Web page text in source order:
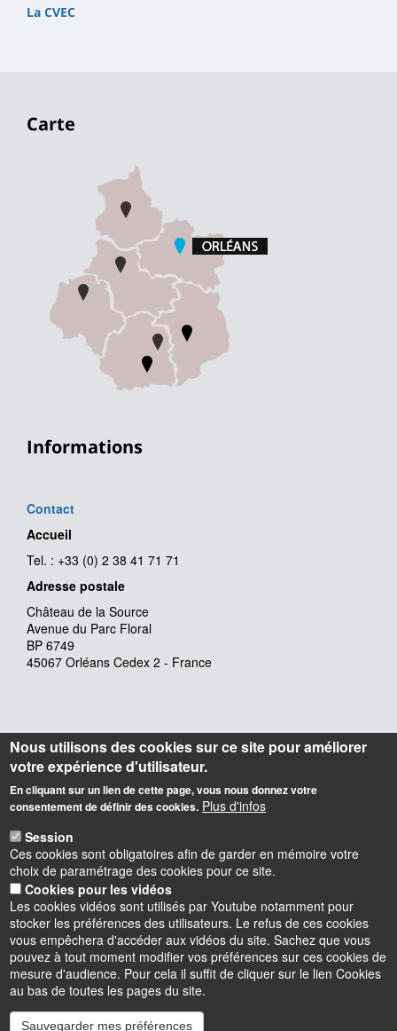
La CVEC
Carte
Informations
Contact
Accueil
Tel. : +33 (0) 2 38 41 71 71
Adresse postale
Château de la Source
Avenue du Parc Floral
BP 6749
45067 Orléans Cedex 2 - France
Nous utilisons des cookies sur ce site pour améliorer
votre expérience d'utilisateur.
En cliquant sur un lien de cette page, vous nous donnez votre
consentement de définir des cookies. Plus d'infos
Session
Ces cookies sont obligatoires afin de garder en mémoire votre
choix de paramétrage des cookies pour ce site.
Cookies pour les vidéos
Les cookies vidéos sont utilisés par Youtube notamment pour
stocker les préférences des utilisateurs. Le refus de ces cookies
vous empêchera d'accéder aux vidéos du site. Sachez que vous
pouvez à tout moment modifier vos préférences sur ces cookies de
mesure d'audience. Pour cela il suffit de cliquer sur le lien Cookies
au bas de toutes les pages du site.
Sauvegarder mes préférences